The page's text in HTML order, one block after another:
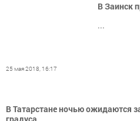
В Заинск
...
25 мая 2018, 16:17
В Татарстане ночью ожидаются